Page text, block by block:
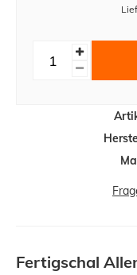
Fertigschal